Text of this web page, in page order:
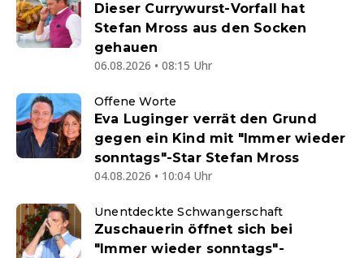
Dieser Currywurst-Vorfall hat
Stefan Mross aus den Socken
gehauen
06.08.2026 • 08:15 Uhr
Offene Worte
Eva Luginger verrät den Grund
gegen ein Kind mit "Immer wieder
sonntags"-Star Stefan Mross
04.08.2026 • 10:04 Uhr
Unentdeckte Schwangerschaft
Zuschauerin öffnet sich bei
"Immer wieder sonntags"-